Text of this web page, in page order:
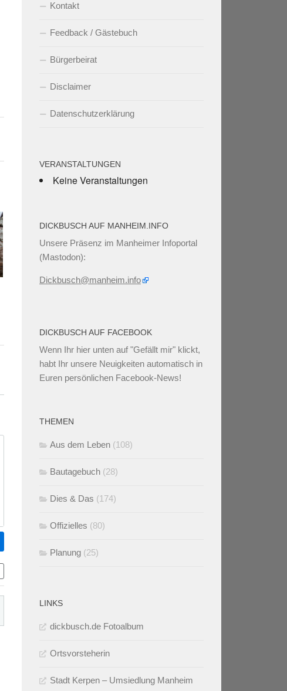
Kontakt
Feedback / Gästebuch
Bürgerbeirat
Disclaimer
Datenschutzerklärung
VERANSTALTUNGEN
Keine Veranstaltungen
DICKBUSCH AUF MANHEIM.INFO
Unsere Präsenz im Manheimer Infoportal
(Mastodon):
Dickbusch@manheim.info
DICKBUSCH AUF FACEBOOK
Wenn Ihr hier unten auf "Gefällt mir" klickt,
habt Ihr unsere Neuigkeiten automatisch in
Euren persönlichen Facebook-News!
THEMEN
Aus dem Leben (108)
Bautagebuch (28)
Dies & Das (174)
Offizielles (80)
Planung (25)
LINKS
dickbusch.de Fotoalbum
Ortsvorsteherin
Stadt Kerpen – Umsiedlung Manheim